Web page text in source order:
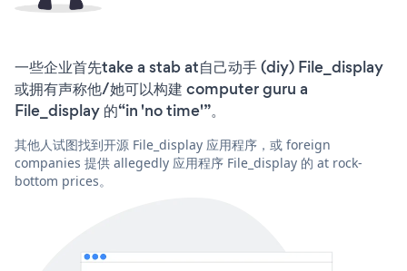
一些企业首先take a stab at自己动手 (diy) File_display
或拥有声称他/她可以构建 computer guru a
File_display 的“in 'no time'”。
其他人试图找到开源 File_display 应用程序，或 foreign
companies 提供 allegedly 应用程序 File_display 的 at rock-
bottom prices。